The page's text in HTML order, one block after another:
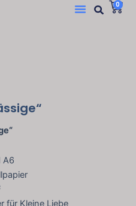
Menü 0
A6
für Kleine Liebe